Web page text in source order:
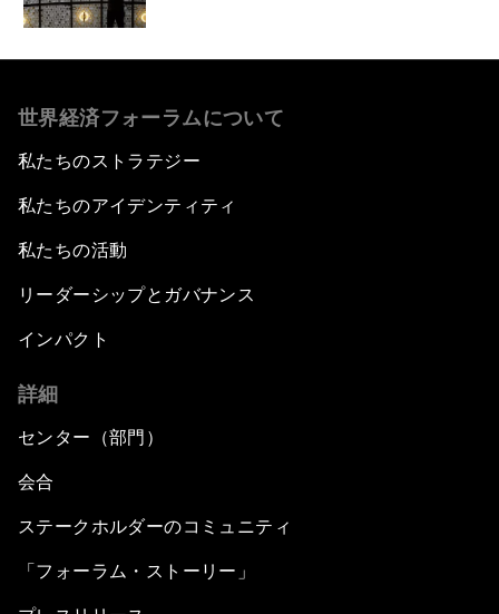
世界経済フォーラムについて
私たちのストラテジー
私たちのアイデンティティ
私たちの活動
リーダーシップとガバナンス
インパクト
詳細
センター（部門）
会合
ステークホルダーのコミュニティ
「フォーラム・ストーリー」